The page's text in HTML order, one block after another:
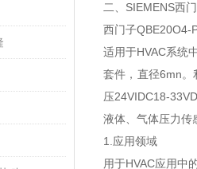
二、SIEMENS西
西门子QBE20O4-
适用于HVAC系统
套件，直径6mn。
压24VIDC18-
液体、气体
1.应用领域
用于HVAC应用中